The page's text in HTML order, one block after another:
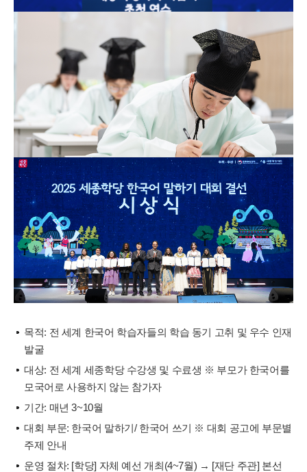
목적: 전 세계 한국어 학습자들의 학습 동기 고취 및 우수 인재
발굴
대상: 전 세계 세종학당 수강생 및 수료생 ※ 부모가 한국어를
모국어로 사용하지 않는 참가자
기간: 매년 3~10월
대회 부문: 한국어 말하기/ 한국어 쓰기 ※ 대회 공고에 부문별
주제 안내
운영 절차: [학당] 자체 예선 개최(4~7월) → [재단 주관] 본선